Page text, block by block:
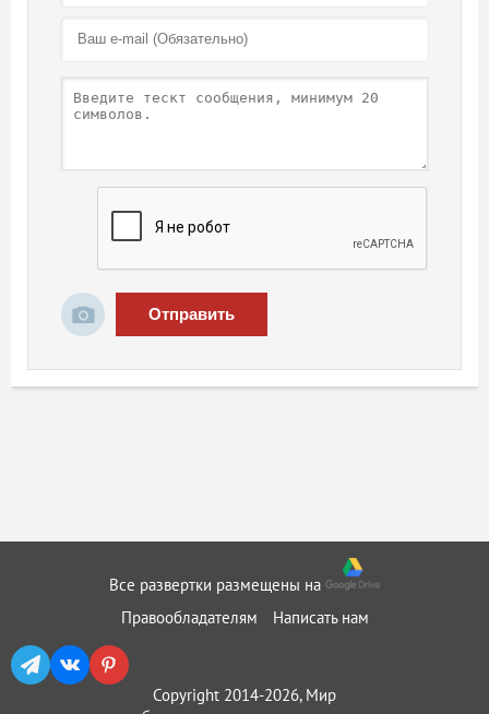
Отправить
Все развертки размещены на
Правообладателям
Написать нам
Copyright 2014-2026, Мир